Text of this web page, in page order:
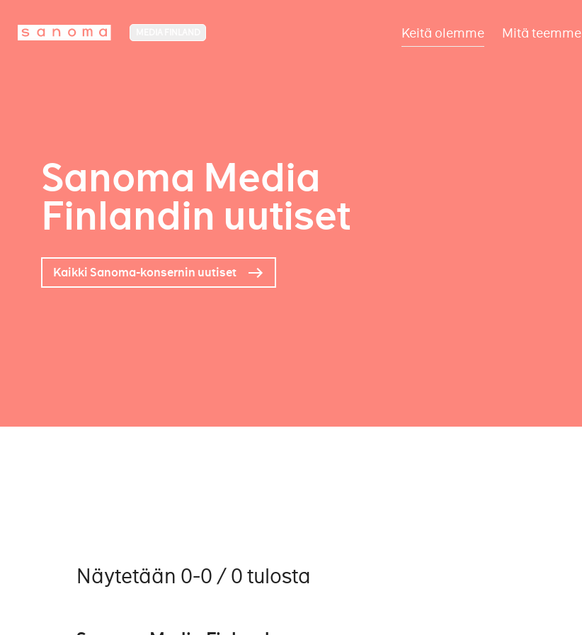
Keitä olemme Mitä teemme
Sanoma Media
Finlandin uutiset
Kaikki Sanoma-konsernin uutiset
Näytetään 0-0 / 0 tulosta